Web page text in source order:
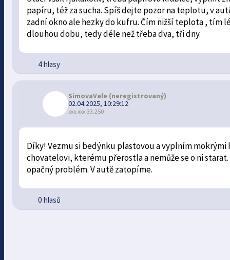
papíru, též za sucha. Spíš dejte pozor na teplotu, v
zadní okno ale hezky do kufru. Čím nižší teplota , tím
dlouhou dobu, tedy déle než třeba dva, tři dny.
4 hlasy
SimovaVale (neregistrovaný)
02.04.2025, 10:29:12
xxx.xxx.33.250
Díky! Vezmu si bedýnku plastovou a vyplním
chovatelovi, kterému přerostla a nemůže se o ni
opačný problém. V autě zatopíme.
0 hlasů